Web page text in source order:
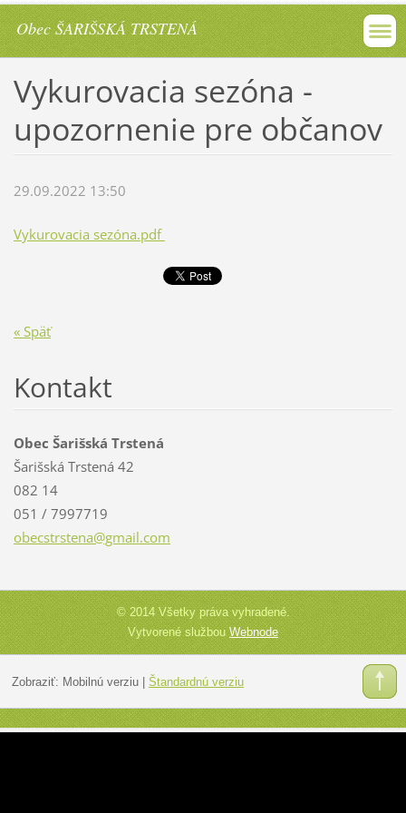
Obec ŠARIŠSKÁ TRSTENÁ
Vykurovacia sezóna -
upozornenie pre občanov
29.09.2022 13:50
Vykurovacia sezóna.pdf
« Späť
Kontakt
Obec Šarišská Trstená
Šarišská Trstená 42
082 14
051 / 7997719
obecstrstena@gmail.com
© 2014 Všetky práva vyhradené.
Vytvorené službouWebnode
Zobraziť: Mobilnú verziu| Štandardnú verziu